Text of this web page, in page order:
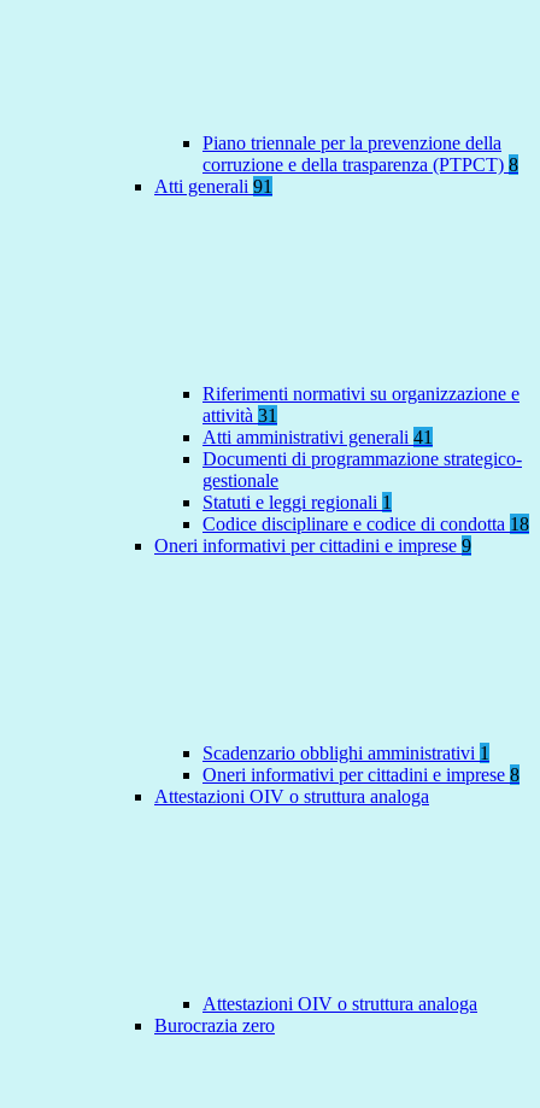
Piano triennale per la prevenzione della
corruzione e della trasparenza (PTPCT) 8
Atti generali 91
Riferimenti normativi su organizzazione e
attività 31
Atti amministrativi generali 41
Documenti di programmazione strategico-
gestionale
Statuti e leggi regionali 1
Codice disciplinare e codice di condotta 18
Oneri informativi per cittadini e imprese 9
Scadenzario obblighi amministrativi 1
Oneri informativi per cittadini e imprese 8
Attestazioni OIV o struttura analoga
Attestazioni OIV o struttura analoga
Burocrazia zero